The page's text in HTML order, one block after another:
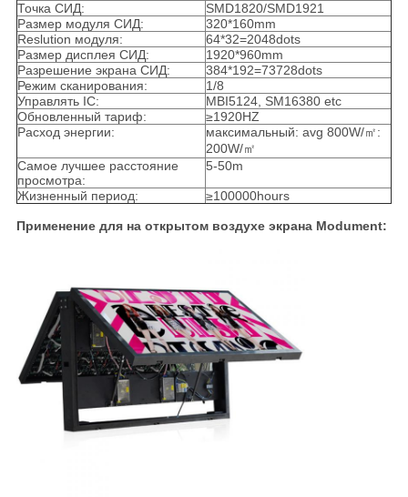
Точка СИД:
SMD1820/SMD1921
Размер модуля СИД:
320*160mm
Reslution модуля:
64*32=2048dots
Размер дисплея СИД:
1920*960mm
Разрешение экрана СИД:
384*192=73728dots
Режим сканирования:
1/8
Управлять IC:
MBI5124, SM16380 etc
Обновленный тариф:
≥1920HZ
Расход энергии:
максимальный: avg 800W/㎡:
200W/㎡
Самое лучшее расстояние
просмотра:
5-50m
Жизненный период: ≥100000hours
Применение для на открытом воздухе экрана Modument: